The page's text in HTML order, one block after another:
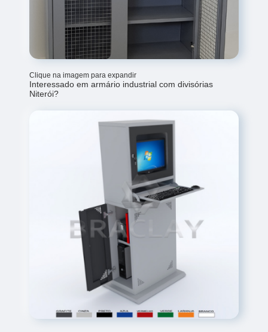
Clique na imagem para expandir
Interessado em armário industrial com divisórias
Niterói?